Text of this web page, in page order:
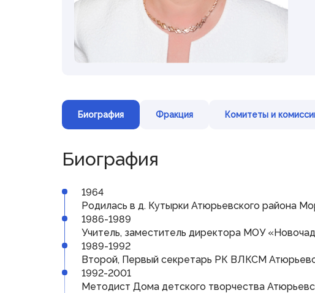
© Государственное Cобрание
Республики Мордовия,
Межпарламентское
Консультативные органы при
Государственном Собрании
Дни депутата
Совет законодателей
Биография Фракция Комитеты и
Биография
1964
Родилась в д. Кутырки Атюрьевского района
1986-1989
Учитель, заместитель директора МОУ
1989-1992
Второй, Первый секретарь РК ВЛКСМ
1992-2001
Методист Дома детского творчества